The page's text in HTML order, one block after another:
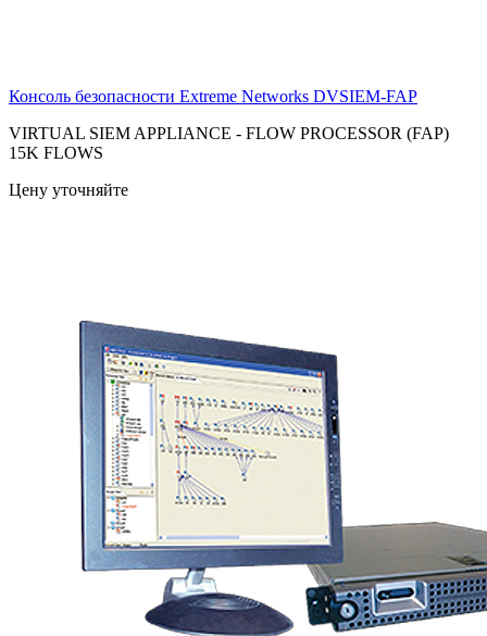
Консоль безопасности Extreme Networks DVSIEM-FAP
VIRTUAL SIEM APPLIANCE - FLOW PROCESSOR (FAP)
15K FLOWS
Цену уточняйте